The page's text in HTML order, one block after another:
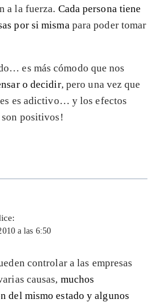
a la fuerza. Cada persona tiene
por si misma para poder tomar
es más cómodo que nos
o decidir, pero una vez que
es adictivo… y los efectos
son positivos!
a las 6:50
controlar a las empresas
causas, muchos
del mismo estado y algunos